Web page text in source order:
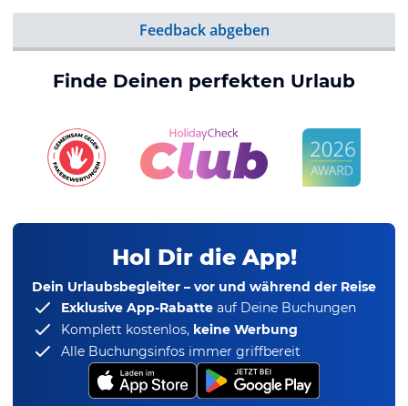
Feedback abgeben
Finde Deinen perfekten Urlaub
Hol Dir die App!
Dein Urlaubsbegleiter – vor und während der Reise
Exklusive App-Rabatte auf Deine Buchungen
Komplett kostenlos, keine Werbung
Alle Buchungsinfos immer griffbereit